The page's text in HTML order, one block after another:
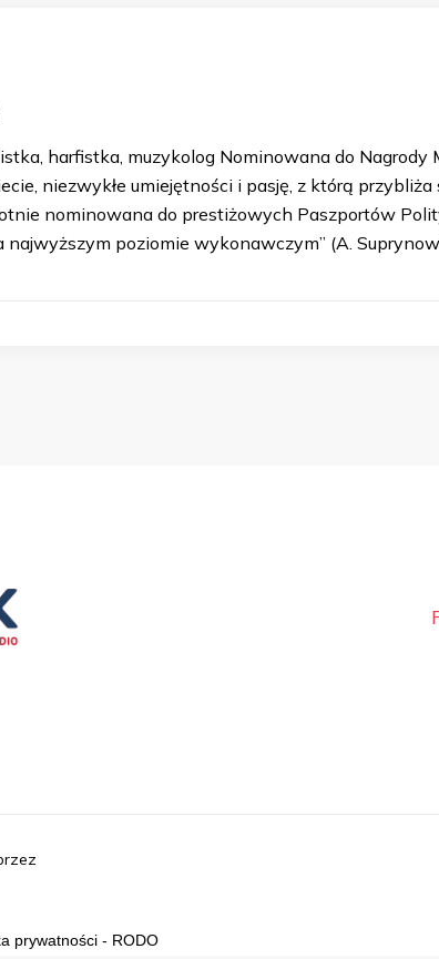
harfistka, muzykolog Nominowana do
niezwykłe umiejętności i pasję, z którą przybliża
nominowana do prestiżowych Paszportów
poziomie wykonawczym” (A.
prywatności - RODO